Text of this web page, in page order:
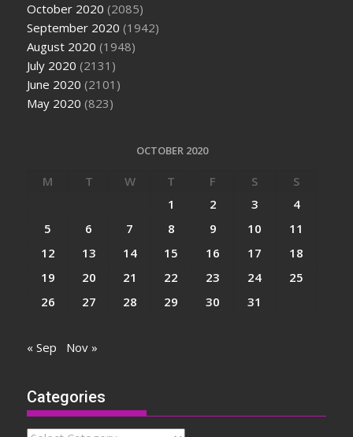
October 2020 (2085)
September 2020 (1942)
August 2020 (1948)
July 2020 (2131)
June 2020 (2101)
May 2020 (823)
OCTOBER 2020
M T W T F S
S
1
2 3
4
5
6 7 8 9 10
11
12
13 14 15 16 17
18
19
20 21 22 23 24
25
26
27 28 29 30 31
« Sep Nov »
Categories